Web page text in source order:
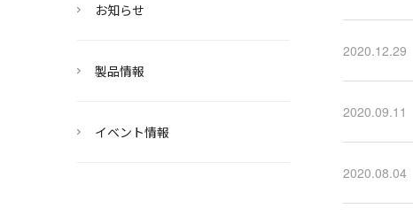
お知らせ
製品情報
イベント情報
2020.12.29
2020.09.11
2020.08.04